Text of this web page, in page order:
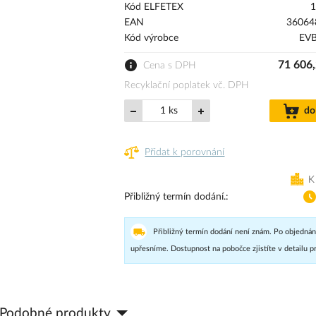
Kód ELFETEX
EAN
Kód výrobce
Cena s DPH 71
Recyklační poplatek vč. DPH
ks
Přidat k porovnání
Přibližný termín dodání.
Přibližný termín dodání není znám. Po
upřesníme. Dostupnost na pobočce zjistíte v detailu